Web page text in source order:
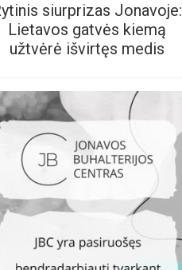
siurprizas Jonavoje:
Lietavos gatvės kiemą
užtvėrė išvirtęs medis